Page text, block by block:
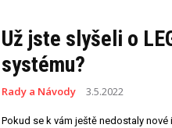
Už jste slyšeli o
systému?
Rady a Návody 3.5.2022
Pokud se k vám ještě nedostaly nové